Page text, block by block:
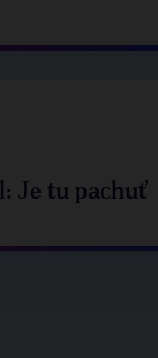
Je tu pachuť